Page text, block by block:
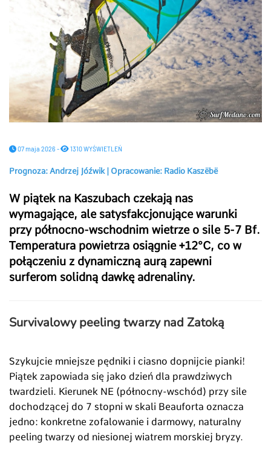
07 maja 2026 - 1310 WYŚWIETLEŃ
Prognoza: Andrzej Jóźwik | Opracowanie: Radio Kaszëbë
W piątek na Kaszubach czekają nas
wymagające, ale satysfakcjonujące warunki
przy północno-wschodnim wietrze o sile 5-7 Bf.
Temperatura powietrza osiągnie +12°C, co w
połączeniu z dynamiczną aurą zapewni
surferom solidną dawkę adrenaliny.
Survivalowy peeling twarzy nad Zatoką
Szykujcie mniejsze pędniki i ciasno dopnijcie pianki!
Piątek zapowiada się jako dzień dla prawdziwych
twardzieli. Kierunek NE (północny-wschód) przy sile
dochodzącej do 7 stopni w skali Beauforta oznacza
jedno: konkretne zofalowanie i darmowy, naturalny
peeling twarzy od niesionej wiatrem morskiej bryzy.